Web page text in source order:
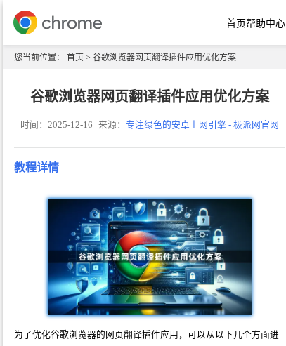
首页帮助中心
您当前位置： 首页 > 谷歌浏览器网页翻译插件应用优化方案
谷歌浏览器网页翻译插件应用优化方案
时间：2025-12-16 来源：专注绿色的安卓上网引擎 - 极派网官网
教程详情
为了优化谷歌浏览器的网页翻译插件应用，可以从以下几个方面进